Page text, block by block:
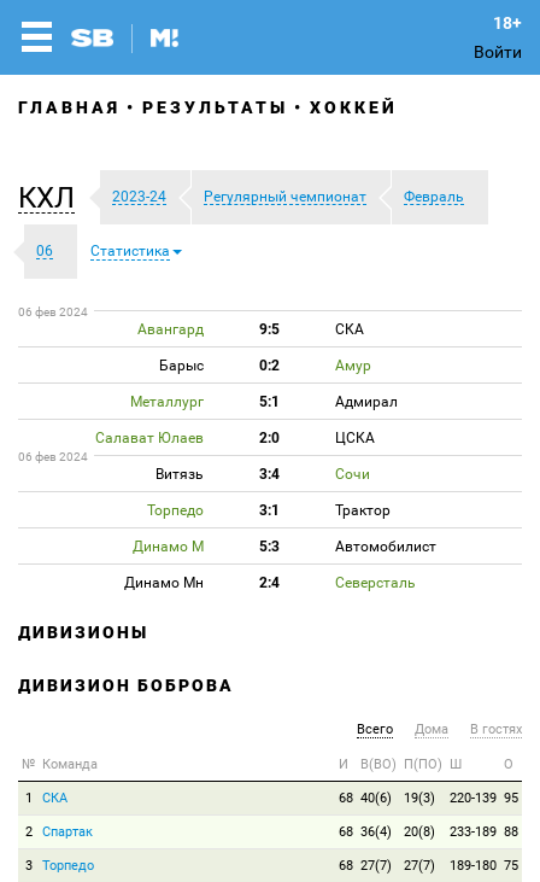
Войти
ГЛАВНАЯ РЕЗУЛЬТАТЫ ХОККЕЙ
КХЛ 2023-24 Регулярный чемпионат Февраль
06 Статистика
06 фев 2024
Авангард 9:5 СКА
Барыс 0:2 Амур
Металлург 5:1 Адмирал
Салават Юлаев 2:0 ЦСКА
06 фев 2024
Витязь 3:4 Сочи
Торпедо 3:1 Трактор
Динамо М 5:3 Автомобилист
Динамо Мн 2:4 Северсталь
ДИВИЗИОНЫ
ДИВИЗИОН БОБРОВА
Всего Дома В гостях
№ Команда И В(ВО) П(ПО) Ш О
1 СКА 68 40(6) 19(3) 220-139 95
2 Спартак 68 36(4) 20(8) 233-189 88
3 Торпедо 68 27(7) 27(7) 189-180 75